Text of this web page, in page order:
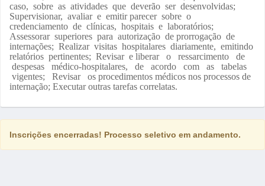
caso, sobre as atividades que deverão ser desenvolvidas;
Supervisionar, avaliar e emitir parecer sobre o
credenciamento de clínicas, hospitais e laboratórios;
Assessorar superiores para autorização de prorrogação de
internações; Realizar visitas hospitalares diariamente, emitindo
relatórios pertinentes; Revisar e liberar o ressarcimento de
despesas médico-hospitalares, de acordo com as tabelas
vigentes; Revisar os procedimentos médicos nos processos de
internação; Executar outras tarefas correlatas.
Inscrições encerradas! Processo seletivo em andamento.